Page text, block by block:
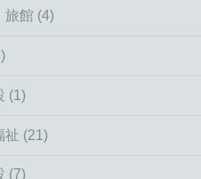
旅館 (4)
(1)
祉 (21)
(7)